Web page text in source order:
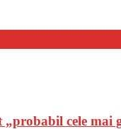
cele mai